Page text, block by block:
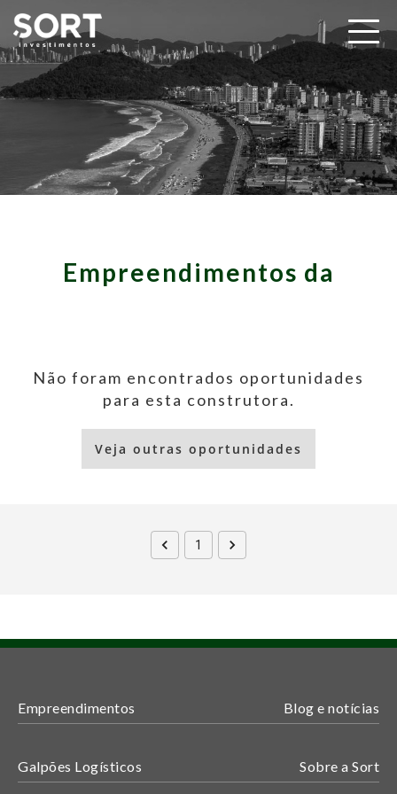
Empreendimentos da
Não foram encontrados oportunidades
para esta construtora.
Veja outras oportunidades
1
Empreendimentos Blog e notícias
Galpões Logísticos Sobre a Sort